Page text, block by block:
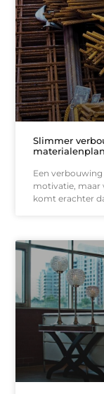
Slimmer
Een
motivatie, maar
komt erachter